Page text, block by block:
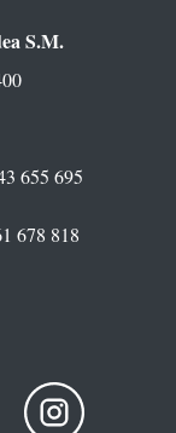
S.M.
655 695
678 818